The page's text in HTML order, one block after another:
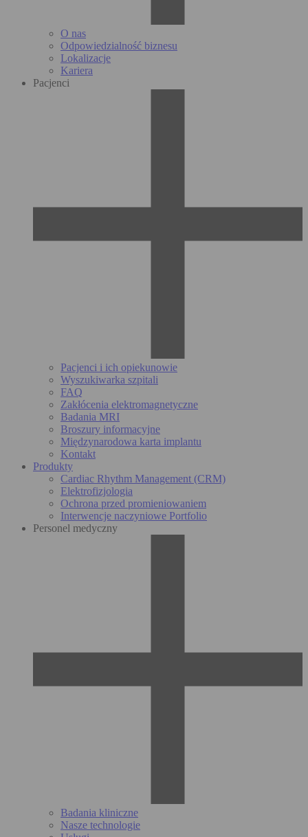
O nas
Odpowiedzialność biznesu
Lokalizacje
Kariera
Pacjenci
Pacjenci i ich opiekunowie
Wyszukiwarka szpitali
FAQ
Zakłócenia elektromagnetyczne
Badania MRI
Broszury informacyjne
Międzynarodowa karta implantu
Kontakt
Produkty
Cardiac Rhythm Management (CRM)
Elektrofizjologia
Ochrona przed promieniowaniem
Interwencje naczyniowe Portfolio
Personel medyczny
Badania kliniczne
Nasze technologie